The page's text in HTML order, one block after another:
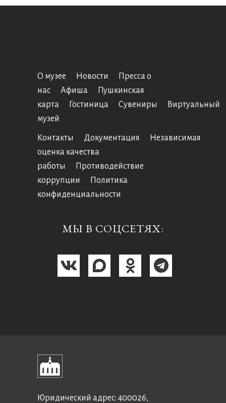
О музее Новости
Пресса о
нас
Афиша
Пушкинская
карта
Гостиница Сувениры
Виртуальный
музей
Контакты Документация
Независимая
оценка качества
работы
Противодействие
коррупции
Политика
конфиденциальности
МЫ В СОЦСЕТЯХ:
Юридический адрес: 400026,